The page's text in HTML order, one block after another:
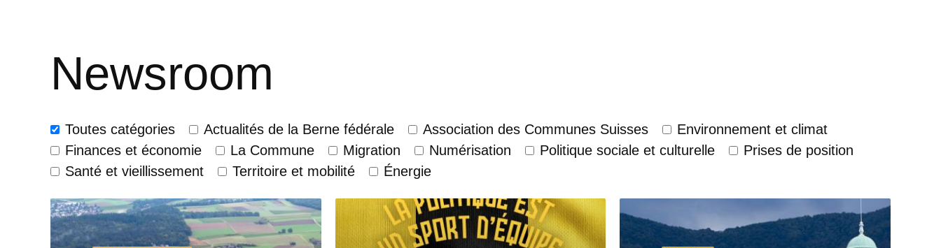
Newsroom
Toutes catégories Actualités de la Berne fédérale Association des Communes Suisses
Environnement et climat
Finances et économie
La Commune Migration Numérisation Politique sociale et culturelle
Prises de position
Santé et vieillissement
Territoire et mobilité Énergie